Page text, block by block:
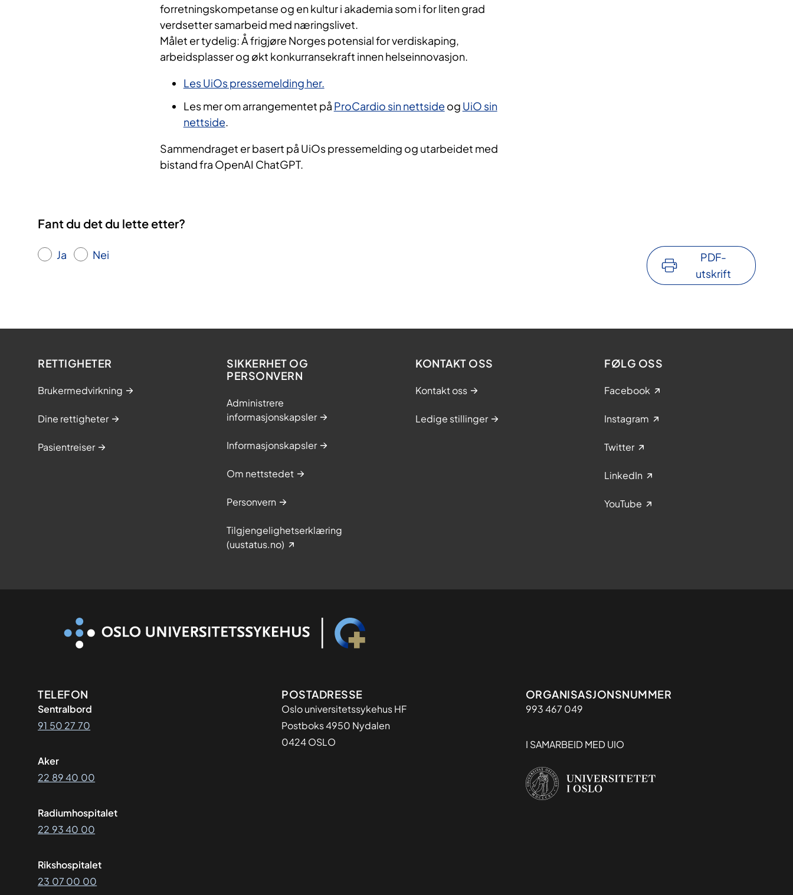
forretningskompetanse og en kultur i akademia som i for liten grad
verdsetter samarbeid med næringslivet.
Målet er tydelig: Å frigjøre Norges potensial for verdiskaping,
arbeidsplasser og økt konkurransekraft innen helseinnovasjon.
Les UiOs pressemelding her.
Les mer om arrangementet på ProCardio sin nettside og UiO sin
nettside.
Sammendraget er basert på UiOs pressemelding og utarbeidet med
bistand fra OpenAI ChatGPT.
Fant du det du lette etter?
Ja Nei
PDF-
utskrift
RETTIGHETER
Brukermedvirkning
Dine rettigheter
Pasientreiser
SIKKERHET OG
PERSONVERN
Administrere
informasjonskapsler
Informasjonskapsler
Om nettstedet
Personvern
Tilgjengelighetserklæring
(uustatus.no)
KONTAKT OSS
Kontakt oss
Ledige stillinger
FØLG OSS
Facebook
Instagram
Twitter
LinkedIn
YouTube
Kontaktinformasjon
TELEFON
Sentralbord
91 50 27 70
Aker
22 89 40 00
Radiumhospitalet
22 93 40 00
Rikshospitalet
23 07 00 00
Adresse
POSTADRESSE
Oslo universitetssykehus HF
Postboks 4950 Nydalen
0424 OSLO
Organisasjon
ORGANISASJONSNUMMER
993 467 049
I SAMARBEID MED UIO